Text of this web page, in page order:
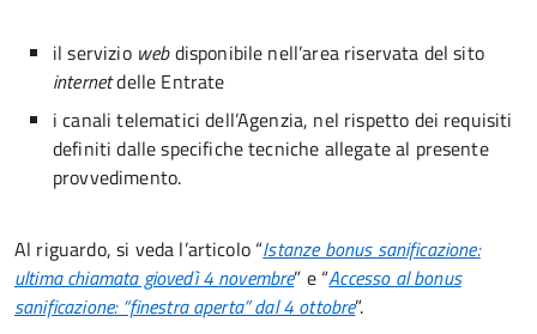
il servizio webdisponibile nell’area riservata del sito
internetdelle Entrate
i canali telematici dell’Agenzia, nel rispetto dei requisiti
definiti dalle specifiche tecniche allegate al presente
provvedimento.
Al riguardo, si veda l’articolo “Istanze bonus sanificazione:
ultima chiamata giovedì 4 novembre” e “Accesso al bonus
sanificazione: “finestra aperta” dal 4 ottobre”.